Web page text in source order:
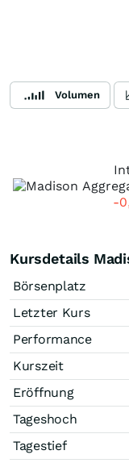
Volumen
-
Kursdetails
Börsenplatz
Letzter Kurs
Performance
Kurszeit
Eröffnung
Tageshoch
Tagestief